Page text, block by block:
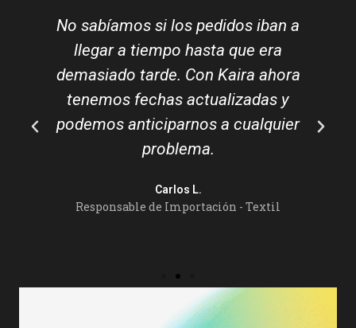
No sabíamos si los pedidos iban a
llegar a tiempo hasta que era
demasiado tarde. Con Kaira ahora
tenemos fechas actualizadas y
podemos anticiparnos a cualquier
problema.
Carlos L.
Responsable de Importación - Textil